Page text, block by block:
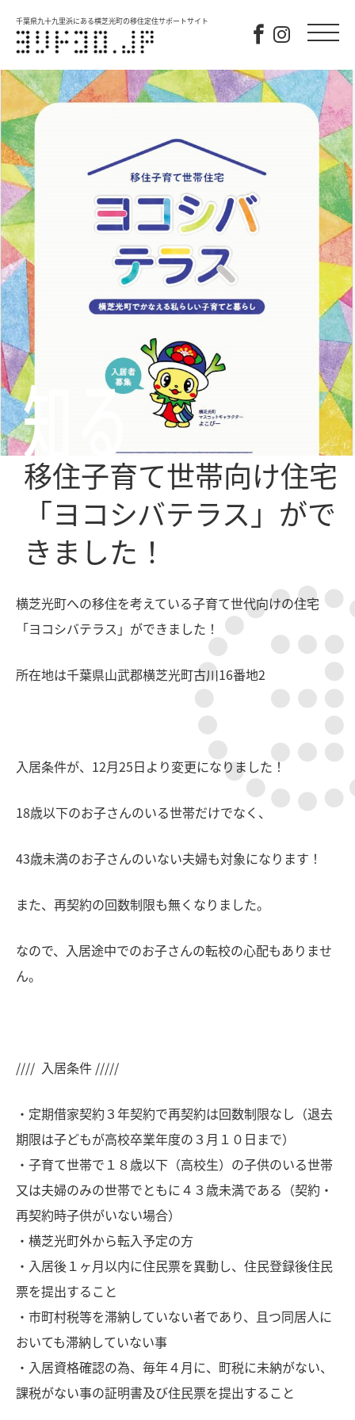
千葉県九十九里浜にある横芝光町の移住定住サポートサイト
移住子育て世帯向け住宅
「ヨコシバテラス」がで
きました！
横芝光町への移住を考えている子育て世代向けの住宅
「ヨコシバテラス」ができました！
所在地は千葉県山武郡横芝光町古川16番地2
入居条件が、12月25日より変更になりました！
18歳以下のお子さんのいる世帯だけでなく、
43歳未満のお子さんのいない夫婦も対象になります！
また、再契約の回数制限も無くなりました。
なので、入居途中でのお子さんの転校の心配もありませ
ん。
//// 入居条件 /////
・定期借家契約３年契約で再契約は回数制限なし（退去
期限は子どもが高校卒業年度の３月１０日まで）
・子育て世帯で１８歳以下（高校生）の子供のいる世帯
又は夫婦のみの世帯でともに４３歳未満である（契約・
再契約時子供がいない場合）
・横芝光町外から転入予定の方
・入居後１ヶ月以内に住民票を異動し、住民登録後住民
票を提出すること
・市町村税等を滞納していない者であり、且つ同居人に
おいても滞納していない事
・入居資格確認の為、毎年４月に、町税に未納がない、
課税がない事の証明書及び住民票を提出すること